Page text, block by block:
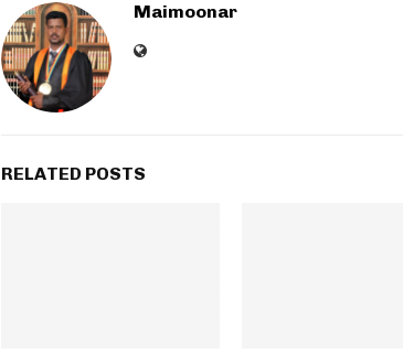
Maimoonar
RELATED POSTS